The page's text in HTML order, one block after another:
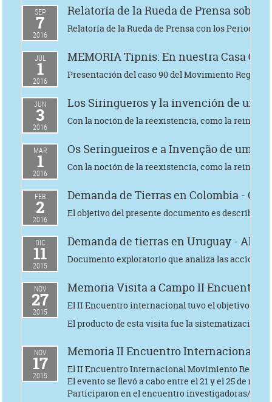
SEP
7
2016
Relatoría de la Rueda de Prensa
Relatoría de la Rueda de Prensa con los
JUL
1
2016
MEMORIA Tipnis: En nuestra Casa
Presentación del caso 90 del Movimiento
JUN
3
2016
Los Siringueros y la invención de un
Con la noción de la reexistencia, como la
MAR
1
2016
Os Seringueiros e a Invenção de um
Con la noción de la reexistencia, como la
FEB
2
2016
Demanda de Tierras en Colombia -
El objetivo del presente documento es describir
DIC
11
2015
Demanda de tierras en Uruguay -
Documento exploratorio que analiza las
NOV
27
2015
Memoria Visita a Campo II Encuentro
El II Encuentro internacional tuvo el objetivo de
El producto de esta visita fue la sistematización
NOV
17
2015
Memoria II Encuentro Internacional
El II Encuentro Internacional Movimiento
El evento se llevó a cabo entre el 21 y el 25 de
Participaron en el encuentro investigadoras/es de